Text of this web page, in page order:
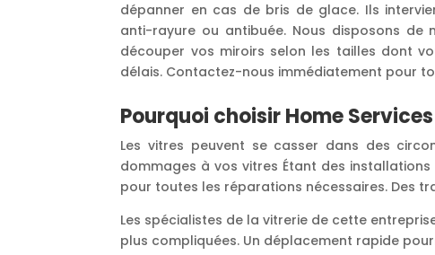
dépanner en cas de bris de glace. Ils
anti-rayure ou antibuée. Nous disposons de
découper vos miroirs selon les tailles dont
délais. Contactez-nous immédiatement pour
Pourquoi choisir Home
Les vitres peuvent se casser dans des
dommages à vos vitres Étant des
pour toutes les réparations nécessaires. Des
Les spécialistes de la vitrerie de cette
plus compliquées. Un déplacement rapide